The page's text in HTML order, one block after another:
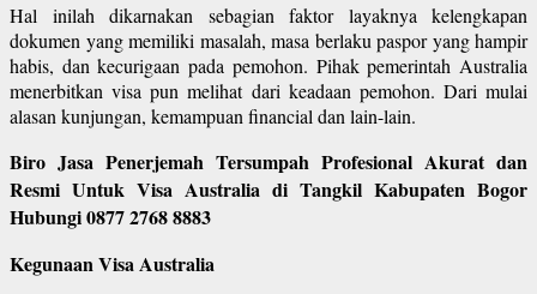
Hal inilah dikarnakan sebagian faktor layaknya kelengkapan
dokumen yang memiliki masalah, masa berlaku paspor yang hampir
habis, dan kecurigaan pada pemohon. Pihak pemerintah Australia
menerbitkan visa pun melihat dari keadaan pemohon. Dari mulai
alasan kunjungan, kemampuan financial dan lain-lain.
Biro Jasa Penerjemah Tersumpah Profesional Akurat dan
Resmi Untuk Visa Australia di Tangkil Kabupaten Bogor
Hubungi 0877 2768 8883
Kegunaan Visa Australia